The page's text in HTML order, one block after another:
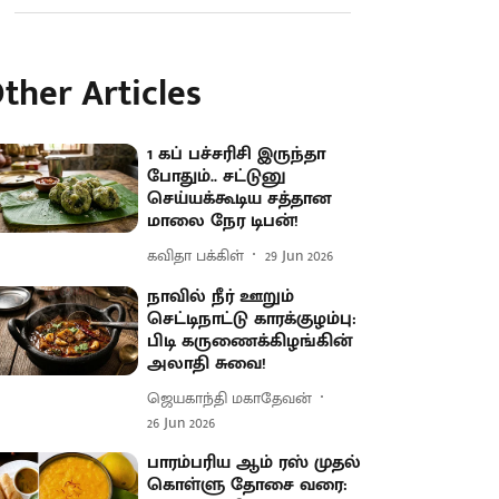
Articles
1 கப் பச்சரிசி இருந்தா
போதும்.. சட்டுனு
செய்யக்கூடிய சத்தான
மாலை நேர டிபன்!
கவிதா பக்கிள் 29 Jun 2026
நாவில் நீர் ஊறும்
செட்டிநாட்டு காரக்குழம்பு:
பிடி கருணைக்கிழங்கின்
அலாதி சுவை!
ஜெயகாந்தி மகாதேவன்
26 Jun 2026
பாரம்பரிய ஆம் ரஸ் முதல்
கொள்ளு தோசை வரை: